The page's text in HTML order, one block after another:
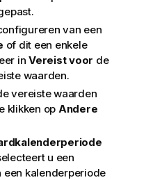
van een
of dit een enkele
in Vereist voor de
waarden.
vereiste waarden
klikken op Andere
u een
een kalenderperiode